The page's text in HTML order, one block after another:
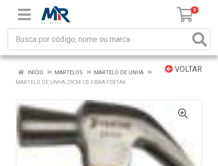
0
VOLTAR
INÍCIO MARTELOS
MARTELO DE UNHA
MARTELO DE UNHA 29CM CB FIBRA FERTAK